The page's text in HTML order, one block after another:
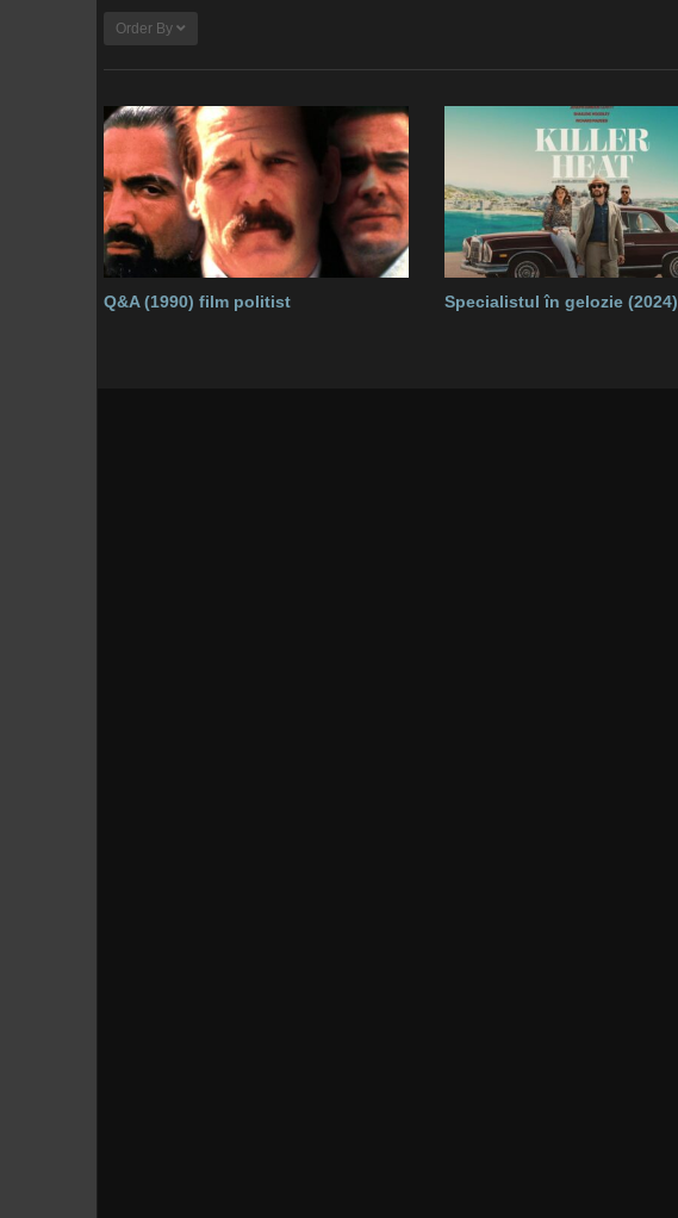
Order By
Q&A (1990) film politist Specialistul în gelozie (2024)